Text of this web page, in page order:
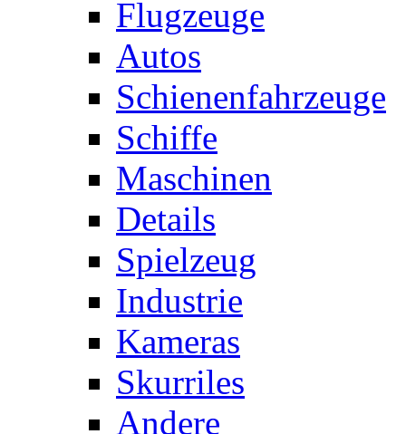
Flugzeuge
Autos
Schienenfahrzeuge
Schiffe
Maschinen
Details
Spielzeug
Industrie
Kameras
Skurriles
Andere